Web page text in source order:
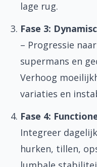
lage rug.
Fase 3:
– Progressie
supermans en
Verhoog
variaties en
Fase 4:
Integreer
hurken, tillen,